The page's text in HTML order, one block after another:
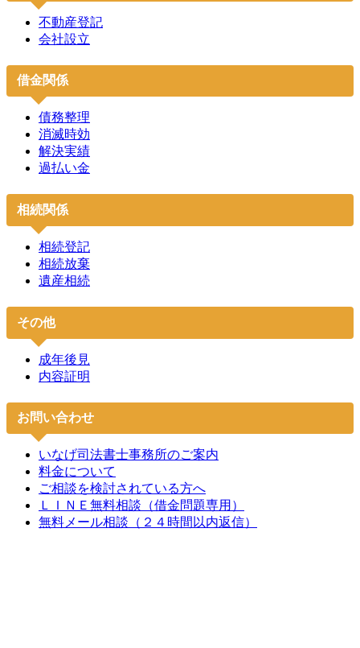
不動産登記
会社設立
借金関係
債務整理
消滅時効
解決実績
過払い金
相続関係
相続登記
相続放棄
遺産相続
その他
成年後見
内容証明
お問い合わせ
いなげ司法書士事務所のご案内
料金について
ご相談を検討されている方へ
ＬＩＮＥ無料相談（借金問題専用）
無料メール相談（２４時間以内返信）